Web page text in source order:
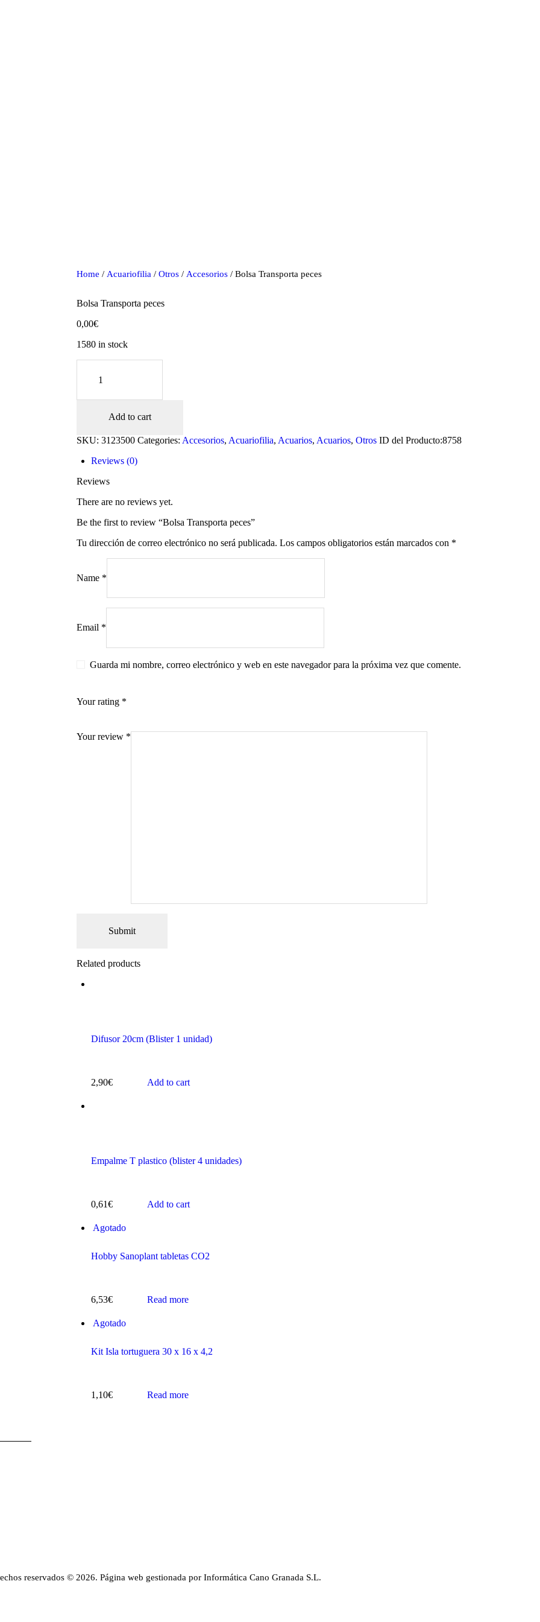
Home / Acuariofilia / Otros / Accesorios / Bolsa Transporta peces
Bolsa Transporta peces
0,00€
1580 in stock
Transporta
quantity
Add to cart
SKU: 3123500 Categories: Accesorios, Acuariofilia, Acuarios, Acuarios, Otros ID del Producto:8758
Reviews (0)
Reviews
There are no reviews yet.
Be the first to review “Bolsa Transporta peces”
Tu dirección de correo electrónico no será publicada. Los campos obligatorios están marcados con *
Name *
Email *
Guarda mi nombre, correo electrónico y web en este navegador para la próxima vez que comente.
Your rating *
Your review *
Related products
Difusor 20cm (Blister 1 unidad)
2,90€ Add to cart
Empalme T plastico (blister 4 unidades)
0,61€ Add to cart
Agotado
Hobby Sanoplant tabletas CO2
6,53€ Read more
Agotado
Kit Isla tortuguera 30 x 16 x 4,2
1,10€ Read more
reservados © 2026. Página web gestionada por Informática Cano Granada S.L.